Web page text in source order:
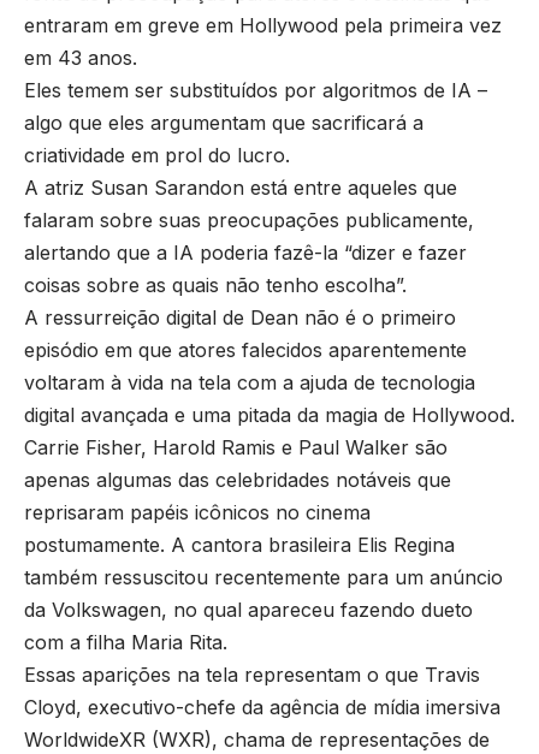
entraram em greve em Hollywood pela primeira vez
em 43 anos.
Eles temem ser substituídos por algoritmos de IA –
algo que eles argumentam que sacrificará a
criatividade em prol do lucro.
A atriz Susan Sarandon está entre aqueles que
falaram sobre suas preocupações publicamente,
alertando que a IA poderia fazê-la “dizer e fazer
coisas sobre as quais não tenho escolha”.
A ressurreição digital de Dean não é o primeiro
episódio em que atores falecidos aparentemente
voltaram à vida na tela com a ajuda de tecnologia
digital avançada e uma pitada da magia de Hollywood.
Carrie Fisher, Harold Ramis e Paul Walker são
apenas algumas das celebridades notáveis ​​que
reprisaram papéis icônicos no cinema
postumamente. A cantora brasileira Elis Regina
também ressuscitou recentemente para um anúncio
da Volkswagen, no qual apareceu fazendo dueto
com a filha Maria Rita.
Essas aparições na tela representam o que Travis
Cloyd, executivo-chefe da agência de mídia imersiva
WorldwideXR (WXR), chama de representações de